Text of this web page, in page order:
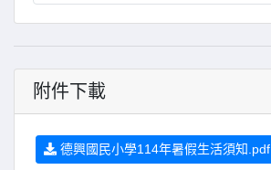
附件下載
德興國民小學114年暑假生活須知.pdf